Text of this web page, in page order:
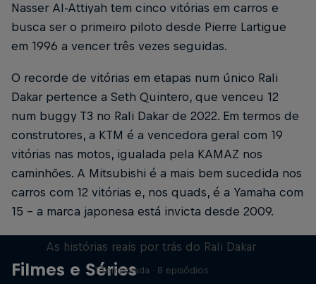
Nasser Al-Attiyah tem cinco vitórias em carros e
busca ser o primeiro piloto desde Pierre Lartigue
em 1996 a vencer três vezes seguidas.
O recorde de vitórias em etapas num único Rali
Dakar pertence a Seth Quintero, que venceu 12
num buggy T3 no Rali Dakar de 2022. Em termos de
construtores, a KTM é a vencedora geral com 19
vitórias nas motos, igualada pela KAMAZ nos
caminhões. A Mitsubishi é a mais bem sucedida nos
carros com 12 vitórias e, nos quads, é a Yamaha com
15 - a marca japonesa está invicta desde 2009.
Filmes e Séries
Dakar: In the Dust
As histórias reais por trás do Rali Dakar
1 Temporada · 8 episódios